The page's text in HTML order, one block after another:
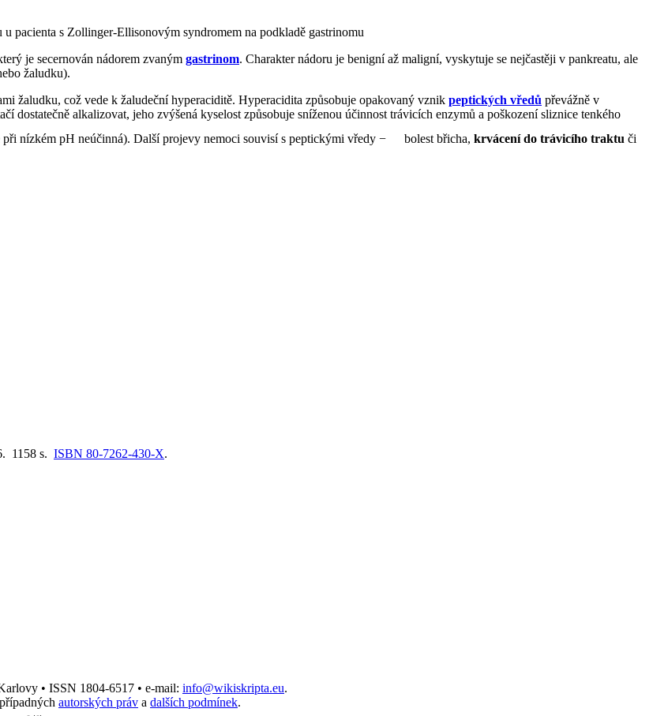
pacienta s Zollinger-Ellisonovým syndromem na podkladě gastrinomu
je secernován nádorem zvaným gastrinom. Charakter nádoru je benigní až maligní, vyskytuje se nejčastěji v pankreatu, ale
žaludku).
žaludku, což vede k žaludeční hyperaciditě. Hyperacidita způsobuje opakovaný vznik peptických vředů převážně v
dostatečně alkalizovat, jeho zvýšená kyselost způsobuje sníženou účinnost trávicích enzymů a poškození sliznice tenkého
při nízkém pH neúčinná). Další projevy nemoci souvisí s peptickými vředy − bolest břicha, krvácení do trávicího traktu či
1158 s. ISBN 80-7262-430-X.
• ISSN 1804-6517 • e-mail: info@wikiskripta.eu.
autorských práv a dalších podmínek.